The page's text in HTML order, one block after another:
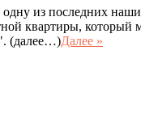
из последних
квартиры, который
(далее…)Далее »